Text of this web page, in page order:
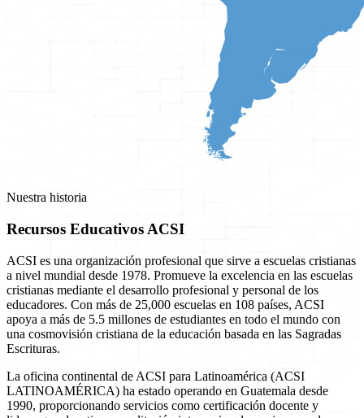
Nuestra historia
Recursos Educativos ACSI
ACSI es una organización profesional que sirve a escuelas cristianas
a nivel mundial desde 1978. Promueve la excelencia en las escuelas
cristianas mediante el desarrollo profesional y personal de los
educadores. Con más de 25,000 escuelas en 108 países, ACSI
apoya a más de 5.5 millones de estudiantes en todo el mundo con
una cosmovisión cristiana de la educación basada en las Sagradas
Escrituras.
La oficina continental de ACSI para Latinoamérica (ACSI
LATINOAMÉRICA) ha estado operando en Guatemala desde
1990, proporcionando servicios como certificación docente y